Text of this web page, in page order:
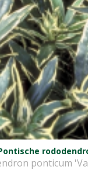
ponticum